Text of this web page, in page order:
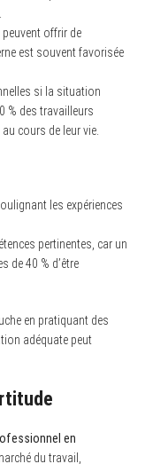
offrir de
est souvent favorisée
si la situation
% des travailleurs
cours de leur vie.
les expériences
pertinentes, car un
de 40 % d’être
en pratiquant des
adéquate peut
en
du travail,